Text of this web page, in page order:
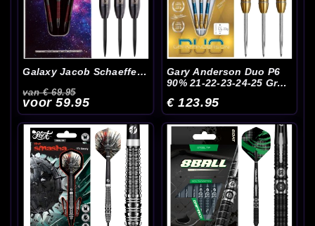
Galaxy Jacob Schaeffer
van € 69.95
voor 59.95
Gary Anderson Duo P6
90% 21-22-23-24-25 Gram
€ 123.95